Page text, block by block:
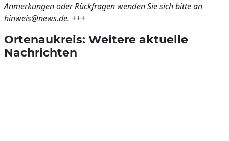
Anmerkungen oder Rückfragen wenden Sie sich bitte an
hinweis@news.de. +++
Ortenaukreis: Weitere aktuelle
Nachrichten